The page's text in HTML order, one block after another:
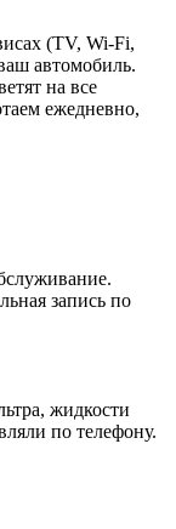
(TV, Wi-Fi,
автомобиль.
на все
ежедневно,
запись по
жидкости
по телефону.